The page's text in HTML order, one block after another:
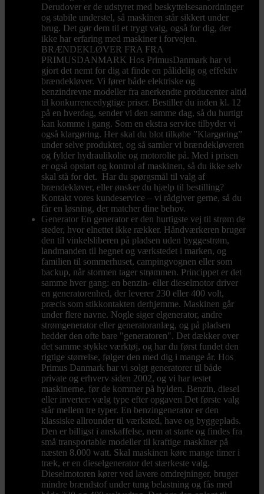
Derudover er de udstyret med beskyttelsesanordninger
og stabile understel, så maskinen står sikkert under
brug. Det gør dem til et trygt valg, også for dig, der
ikke har erfaring med maskiner i forvejen.
BRÆNDEKLØVER FRA FRA
PRIMUSDANMARK Hos PrimusDanmark har vi
gjort det nemt for dig at finde en pålidelig og effektiv
brændekløver. Vi fører både elektriske og
benzindrevne modeller fra anerkendte producenter altid
til konkurrencedygtige priser. Bestiller du inden kl. 12
på en hverdag, sender vi den samme dag, så du hurtigt
kan komme i gang. Som en ekstra service tilbyder vi
også klargøring. Her skal du blot tilkøbe ”Klargøring”
under selve produktet, og så samler vi brændekløveren
og fylder hydraulikolie og motorolie på. Med i prisen
er også opstart og kontrol af maskinen, så du ikke selv
skal stå for det. Har du spørgsmål til valg af
brændekløver, eller ønsker du hjælp til bestilling?
Kontakt vores kundeservice – vi rådgiver gerne, så du
får en løsning, der matcher dine behov.
Generator En generator er den hurtigste vej til strøm de
steder, hvor elnettet ikke rækker. Håndværkeren bruger
den til vinkelsliberen på pladsen uden byggestrøm,
landmanden til hegnet og værkstedet i marken, og
familien til sommerhuset, campingvognen eller som
backup, når stormen tager strømmen. Princippet er det
samme hver gang: en benzin- eller dieselmotor driver
en generatorenhed, der leverer 230 eller 400 volt,
præcis som stikkontakten derhjemme. Maskinen går
under flere navne. Nogle siger elgenerator, andre
strømgenerator eller generatoranlæg, og på pladsen
hedder den ofte bare "generatoren". Det dækker over
det samme stykke værktøj, og har du først fundet den
rigtige størrelse, følger den med dig i mange år. Hos
Primus Danmark har vi solgt generatorer til både
private og erhverv siden 2002, og vi har testet
maskinerne, før de kommer på hylden. Benzin, diesel
eller inverter: vælg type efter opgaven Det første valg
står mellem tre typer. En benzingenerator er den
klassiske allrounder til værksted, have og byggeplads.
Den er billigst i anskaffelse, nem at starte og findes fra
små transportable modeller til kraftige maskiner på
næsten 8.000 watt. Skal maskinen køre mange timer i
træk, er en dieselgenerator det stærkeste valg.
Dieselmotoren kører ved lavere omdrejninger, bruger
mindre brændstof under tung belastning og fås med